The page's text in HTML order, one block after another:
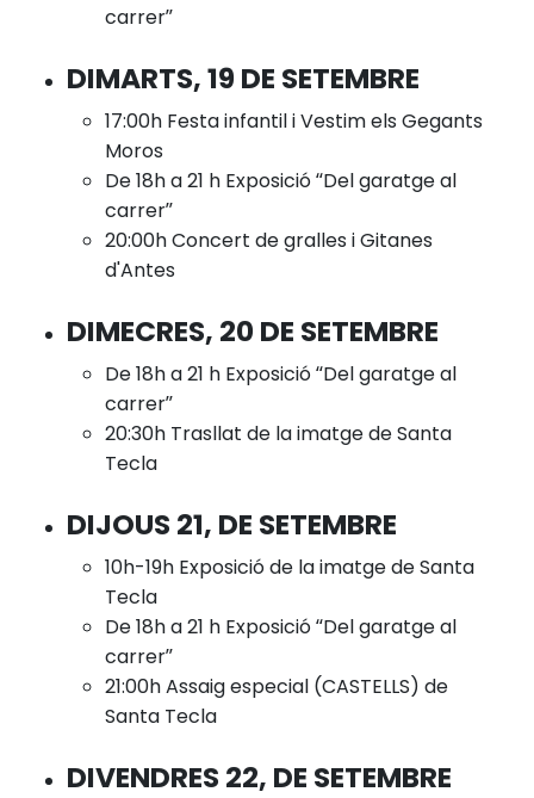
carrer”
DIMARTS, 19 DE SETEMBRE
17:00h Festa infantil i Vestim els Gegants
Moros
De 18h a 21 h Exposició “Del garatge al
carrer”
20:00h Concert de gralles i Gitanes
d'Antes
DIMECRES, 20 DE SETEMBRE
De 18h a 21 h Exposició “Del garatge al
carrer”
20:30h Trasllat de la imatge de Santa
Tecla
DIJOUS 21, DE SETEMBRE
10h-19h Exposició de la imatge de Santa
Tecla
De 18h a 21 h Exposició “Del garatge al
carrer”
21:00h Assaig especial (CASTELLS) de
Santa Tecla
DIVENDRES 22, DE SETEMBRE